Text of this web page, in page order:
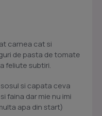
carnea cat si
de pasta de tomate
feliute subtiri.
si capata ceva
faina dar mie nu imi
apa din start)